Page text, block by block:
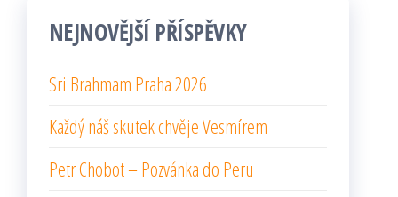
NEJNOVĚJŠÍ PŘÍSPĚVKY
Sri Brahmam Praha 2026
Každý náš skutek chvěje Vesmírem
Petr Chobot – Pozvánka do Peru